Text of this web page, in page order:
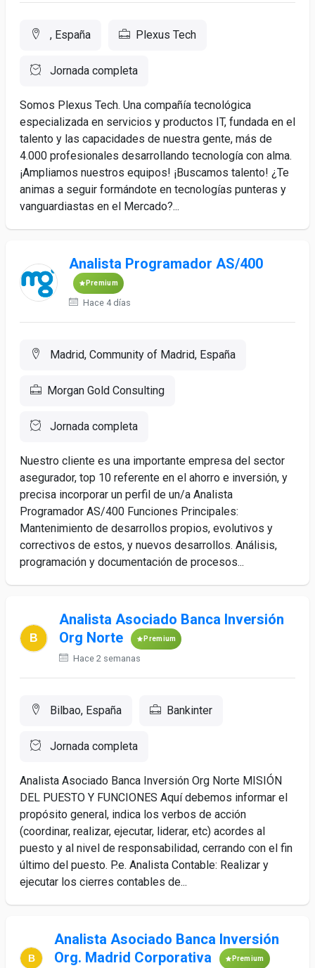
, España Plexus Tech
Jornada completa
Somos Plexus Tech. Una compañía tecnológica
especializada en servicios y productos IT, fundada en el
talento y las capacidades de nuestra gente, más de
4.000 profesionales desarrollando tecnología con alma.
¡Ampliamos nuestros equipos! ¡Buscamos talento! ¿Te
animas a seguir formándote en tecnologías punteras y
vanguardiastas en el Mercado?...
Analista Programador AS/400
Premium
Hace 4 días
Madrid, Community of Madrid, España
Morgan Gold Consulting
Jornada completa
Nuestro cliente es una importante empresa del sector
asegurador, top 10 referente en el ahorro e inversión, y
precisa incorporar un perfil de un/a Analista
Programador AS/400 Funciones Principales:
Mantenimiento de desarrollos propios, evolutivos y
correctivos de estos, y nuevos desarrollos. Análisis,
programación y documentación de procesos...
Analista Asociado Banca Inversión
Org Norte
Premium
Hace 2 semanas
Bilbao, España Bankinter
Jornada completa
Analista Asociado Banca Inversión Org Norte MISIÓN
DEL PUESTO Y FUNCIONES Aquí debemos informar el
propósito general, indica los verbos de acción
(coordinar, realizar, ejecutar, liderar, etc) acordes al
puesto y al nivel de responsabilidad, cerrando con el fin
último del puesto. P.e. Analista Contable: Realizar y
ejecutar los cierres contables de...
Analista Asociado Banca Inversión
Org. Madrid Corporativa
Premium